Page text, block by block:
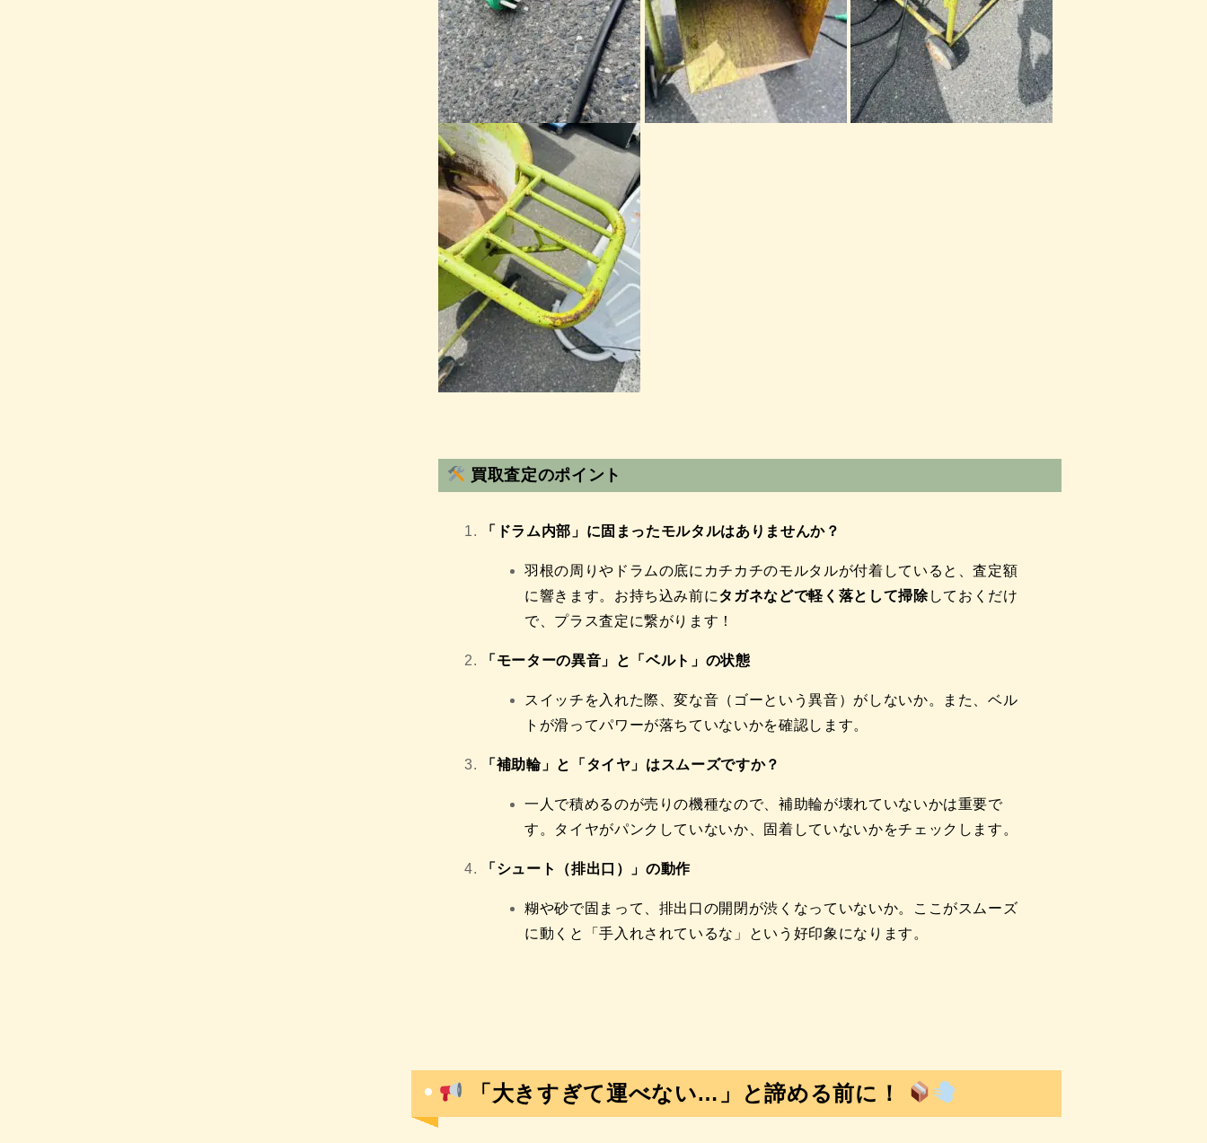
買取査定のポイント
「ドラム内部」に固まったモルタルはありませんか？
羽根の周りやドラムの底にカチカチのモルタルが付着していると、査定額
に響きます。お持ち込み前にタガネなどで軽く落として掃除しておくだけ
で、プラス査定に繋がります！
「モーターの異音」と「ベルト」の状態
スイッチを入れた際、変な音（ゴーという異音）がしないか。また、ベル
トが滑ってパワーが落ちていないかを確認します。
「補助輪」と「タイヤ」はスムーズですか？
一人で積めるのが売りの機種なので、補助輪が壊れていないかは重要で
す。タイヤがパンクしていないか、固着していないかをチェックします。
「シュート（排出口）」の動作
糊や砂で固まって、排出口の開閉が渋くなっていないか。ここがスムーズ
に動くと「手入れされているな」という好印象になります。
「大きすぎて運べない…」と諦める前に！